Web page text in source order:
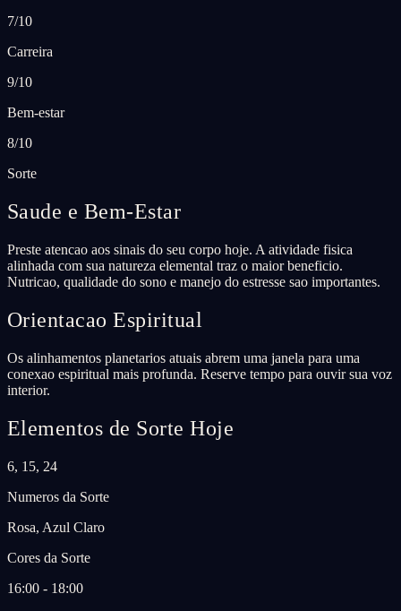
7/10
Carreira
9/10
Bem-estar
8/10
Sorte
Saude e Bem-Estar
Preste atencao aos sinais do seu corpo hoje. A atividade fisica
alinhada com sua natureza elemental traz o maior beneficio.
Nutricao, qualidade do sono e manejo do estresse sao importantes.
Orientacao Espiritual
Os alinhamentos planetarios atuais abrem uma janela para uma
conexao espiritual mais profunda. Reserve tempo para ouvir sua voz
interior.
Elementos de Sorte Hoje
6, 15, 24
Numeros da Sorte
Rosa, Azul Claro
Cores da Sorte
16:00 - 18:00